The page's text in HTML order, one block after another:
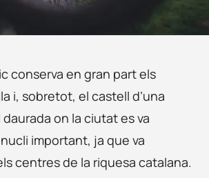
conserva en gran part els
i, sobretot, el castell d’una
on la ciutat es va
important, ja que va
centres de la riquesa catalana.